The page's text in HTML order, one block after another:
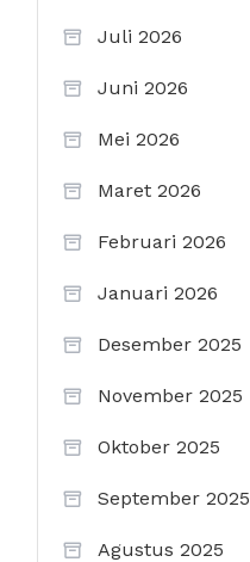
Juli 2026
Juni 2026
Mei 2026
Maret 2026
Februari 2026
Januari 2026
Desember 2025
November 2025
Oktober 2025
September 2025
Agustus 2025